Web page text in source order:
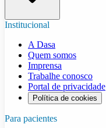
Institucional
A Dasa
Quem somos
Imprensa
Trabalhe conosco
Portal de privacidade
Política de cookies
Para pacientes